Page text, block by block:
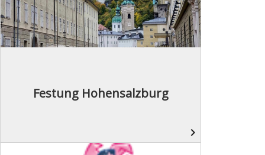
Festung Hohensalzburg
navigate_next